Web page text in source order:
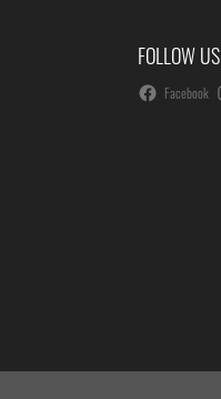
FOLLOW US
Facebook